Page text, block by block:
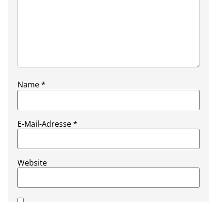
Name*
E-Mail-Adresse*
Website